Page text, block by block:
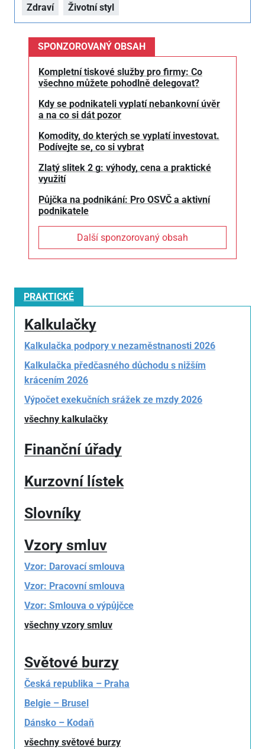
Zdraví Životní styl
SPONZOROVANÝ OBSAH
Kompletní tiskové služby pro firmy: Co
všechno můžete pohodlně delegovat?
Kdy se podnikateli vyplatí nebankovní úvěr
a na co si dát pozor
Komodity, do kterých se vyplatí investovat.
Podívejte se, co si vybrat
Zlatý slitek 2 g: výhody, cena a praktické
využití
Půjčka na podnikání: Pro OSVČ a aktivní
podnikatele
Další sponzorovaný obsah
PRAKTICKÉ
Kalkulačky
Kalkulačka podpory v nezaměstnanosti 2026
Kalkulačka předčasného důchodu s nižším
krácením 2026
Výpočet exekučních srážek ze mzdy 2026
všechny kalkulačky
Finanční úřady
Kurzovní lístek
Slovníky
Vzory smluv
Vzor: Darovací smlouva
Vzor: Pracovní smlouva
Vzor: Smlouva o výpůjčce
všechny vzory smluv
Světové burzy
Česká republika – Praha
Belgie – Brusel
Dánsko – Kodaň
všechny světové burzy